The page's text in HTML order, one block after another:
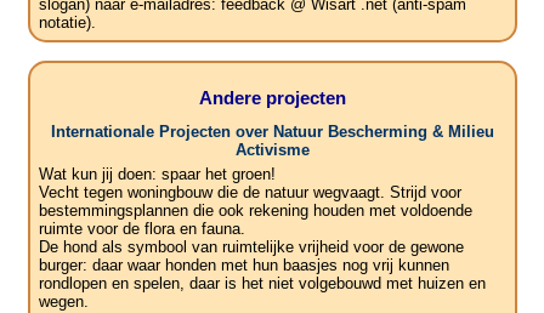
slogan) naar e-mailadres: feedback @ Wisart .net (anti-spam
notatie).
Andere projecten
Internationale Projecten over Natuur Bescherming & Milieu
Activisme
Wat kun jij doen: spaar het groen!
Vecht tegen woningbouw die de natuur wegvaagt. Strijd voor
bestemmingsplannen die ook rekening houden met voldoende
ruimte voor de flora en fauna.
De hond als symbool van ruimtelijke vrijheid voor de gewone
burger: daar waar honden met hun baasjes nog vrij kunnen
rondlopen en spelen, daar is het niet volgebouwd met huizen en
wegen.